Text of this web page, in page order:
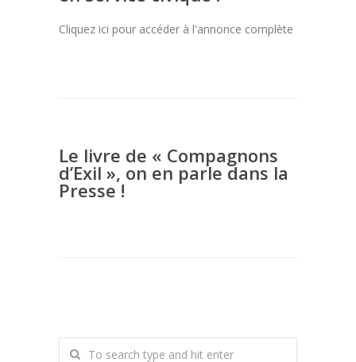
Cliquez ici pour accéder à l'annonce complète
Le livre de « Compagnons
d’Exil », on en parle dans la
Presse !